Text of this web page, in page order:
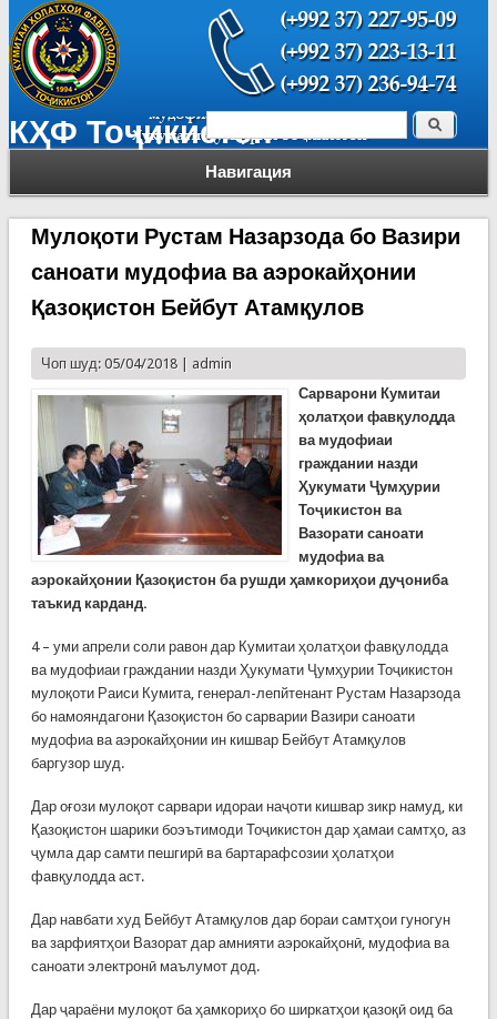
КҲФ Тоҷикистон
Навигация
Форма поиска Поиск
Мулоқоти Рустам Назарзода бо Вазири
саноати мудофиа ва аэрокайҳонии
Қазоқистон Бейбут Атамқулов
Чоп шуд: 05/04/2018 | admin
Сарварони Кумитаи
ҳолатҳои фавқулодда
ва мудофиаи
граждании назди
Ҳукумати Ҷумҳурии
Тоҷикистон ва
Вазорати саноати
мудофиа ва
аэрокайҳонии Қазоқистон ба рушди ҳамкориҳои дуҷониба
таъкид карданд.
4 – уми апрели соли равон дар Кумитаи ҳолатҳои фавқулодда
ва мудофиаи граждании назди Ҳукумати Ҷумҳурии Тоҷикистон
мулоқоти Раиси Кумита, генерал-лепйтенант Рустам Назарзода
бо намояндагони Қазоқистон бо сарварии Вазири саноати
мудофиа ва аэрокайҳонии ин кишвар Бейбут Атамқулов
баргузор шуд.
Дар оғози мулоқот сарвари идораи наҷоти кишвар зикр намуд, ки
Қазоқистон шарики боэътимоди Тоҷикистон дар ҳамаи самтҳо, аз
ҷумла дар самти пешгирӣ ва бартарафсозии ҳолатҳои
фавқулодда аст.
Дар навбати худ Бейбут Атамқулов дар бораи самтҳои гуногун
ва зарфиятҳои Вазорат дар амнияти аэрокайҳонӣ, мудофиа ва
саноати электронӣ маълумот дод.
Дар ҷараёни мулоқот ба ҳамкориҳо бо ширкатҳои қазоқӣ оид ба